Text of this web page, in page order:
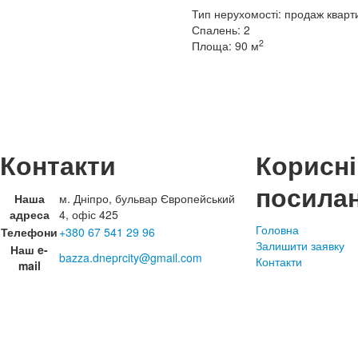
Тип нерухомості: продаж
Спалень: 2
Площа: 90 м2
Контакти
Наша
адреса
м. Дніпро, бульвар Європейський
4, офіс 425
Телефони +380 67 541 29 96
Наш e-
mail
bazza.dneprcity@gmail.com
Корисні
Головна
Залишити заявку
Контакти